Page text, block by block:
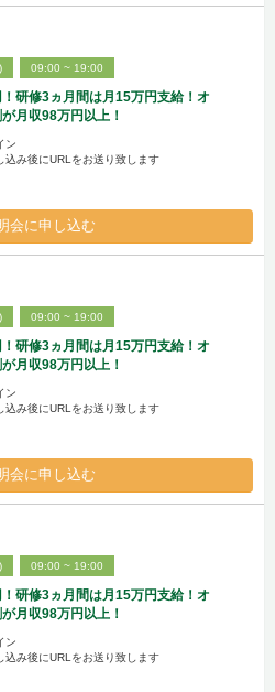
09:00 ~ 19:00
研修3ヵ月間は月15万円支給！オ
月収98万円以上！
ン
込み後にURLをお送り致します
会に申し込む
09:00 ~ 19:00
研修3ヵ月間は月15万円支給！オ
月収98万円以上！
ン
込み後にURLをお送り致します
会に申し込む
09:00 ~ 19:00
研修3ヵ月間は月15万円支給！オ
月収98万円以上！
ン
込み後にURLをお送り致します